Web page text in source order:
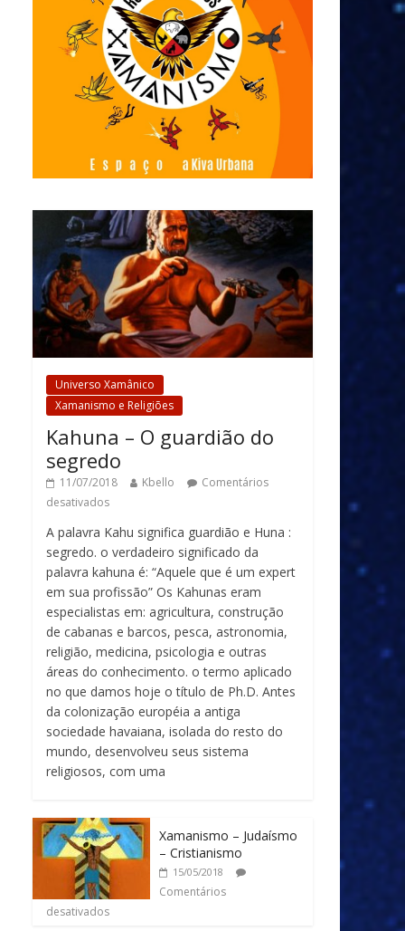
Universo Xamânico
Xamanismo e Religiões
Kahuna – O guardião do
segredo
11/07/2018 Kbello
Comentários
desativados
A palavra Kahu significa guardião e Huna :
segredo. o verdadeiro significado da
palavra kahuna é: “Aquele que é um expert
em sua profissão” Os Kahunas eram
especialistas em: agricultura, construção
de cabanas e barcos, pesca, astronomia,
religião, medicina, psicologia e outras
áreas do conhecimento. o termo aplicado
no que damos hoje o título de Ph.D. Antes
da colonização européia a antiga
sociedade havaiana, isolada do resto do
mundo, desenvolveu seus sistema
religiosos, com uma
Xamanismo – Judaísmo
– Cristianismo
15/05/2018
Comentários
desativados